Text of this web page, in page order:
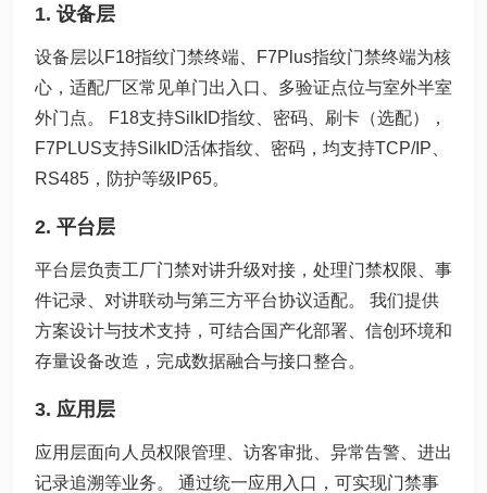
1. 设备层
设备层以F18指纹门禁终端、F7Plus指纹门禁终端为核
心，适配厂区常见单门出入口、多验证点位与室外半室
外门点。 F18支持SilkID指纹、密码、刷卡（选配），
F7PLUS支持SilkID活体指纹、密码，均支持TCP/IP、
RS485，防护等级IP65。
2. 平台层
平台层负责工厂门禁对讲升级对接，处理门禁权限、事
件记录、对讲联动与第三方平台协议适配。 我们提供
方案设计与技术支持，可结合国产化部署、信创环境和
存量设备改造，完成数据融合与接口整合。
3. 应用层
应用层面向人员权限管理、访客审批、异常告警、进出
记录追溯等业务。 通过统一应用入口，可实现门禁事